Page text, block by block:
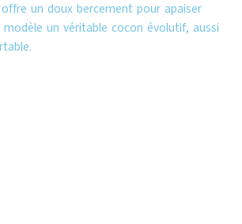
un doux bercement pour apaiser
un véritable cocon évolutif, aussi